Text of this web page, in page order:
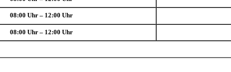
08:00 Uhr – 12:00 Uhr
08:00 Uhr – 12:00 Uhr